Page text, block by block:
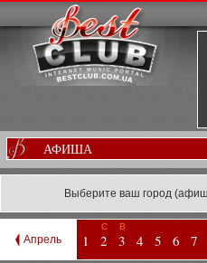
АФИША
Выберите ваш город
Апрель 1
С
2
В
3 4 5 6 7